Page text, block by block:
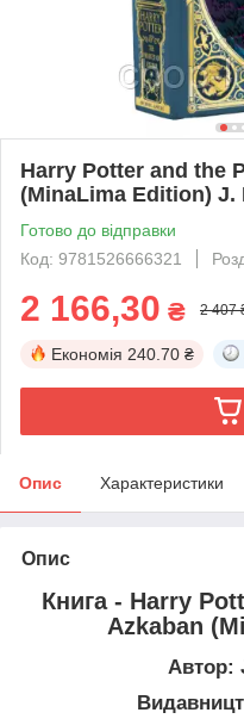
Harry Potter and the
(MinaLima Edition)
Готово до відправки
Код: 9781526666321
2 166,30 ₴ 2 407
Економія 240.70 ₴
Опис Характеристики
Опис
Книга - Harry
Azkaban
Автор: